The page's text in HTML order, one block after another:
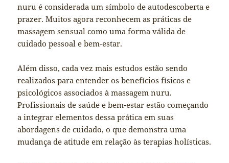
nuru é considerada um símbolo de autodescoberta e
prazer. Muitos agora reconhecem as práticas de
massagem sensual como uma forma válida de
cuidado pessoal e bem-estar.
Além disso, cada vez mais estudos estão sendo
realizados para entender os benefícios físicos e
psicológicos associados à massagem nuru.
Profissionais de saúde e bem-estar estão começando
a integrar elementos dessa prática em suas
abordagens de cuidado, o que demonstra uma
mudança de atitude em relação às terapias holísticas.